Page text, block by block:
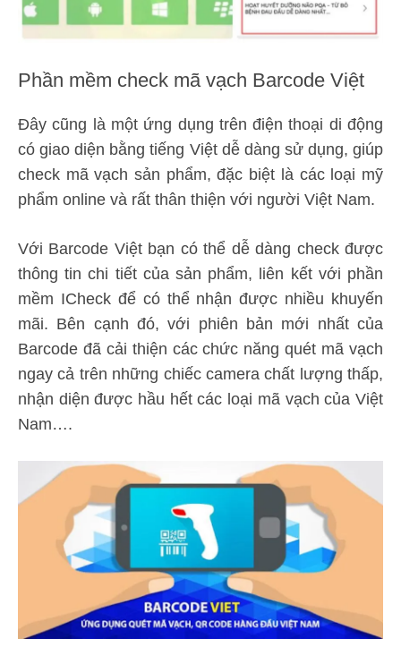
Phần mềm check mã vạch Barcode Việt
Đây cũng là một ứng dụng trên điện thoại di động
có giao diện bằng tiếng Việt dễ dàng sử dụng, giúp
check mã vạch sản phẩm, đặc biệt là các loại mỹ
phẩm online và rất thân thiện với người Việt Nam.
Với Barcode Việt bạn có thể dễ dàng check được
thông tin chi tiết của sản phẩm, liên kết với phần
mềm ICheck để có thể nhận được nhiều khuyến
mãi. Bên cạnh đó, với phiên bản mới nhất của
Barcode đã cải thiện các chức năng quét mã vạch
ngay cả trên những chiếc camera chất lượng thấp,
nhận diện được hầu hết các loại mã vạch của Việt
Nam….